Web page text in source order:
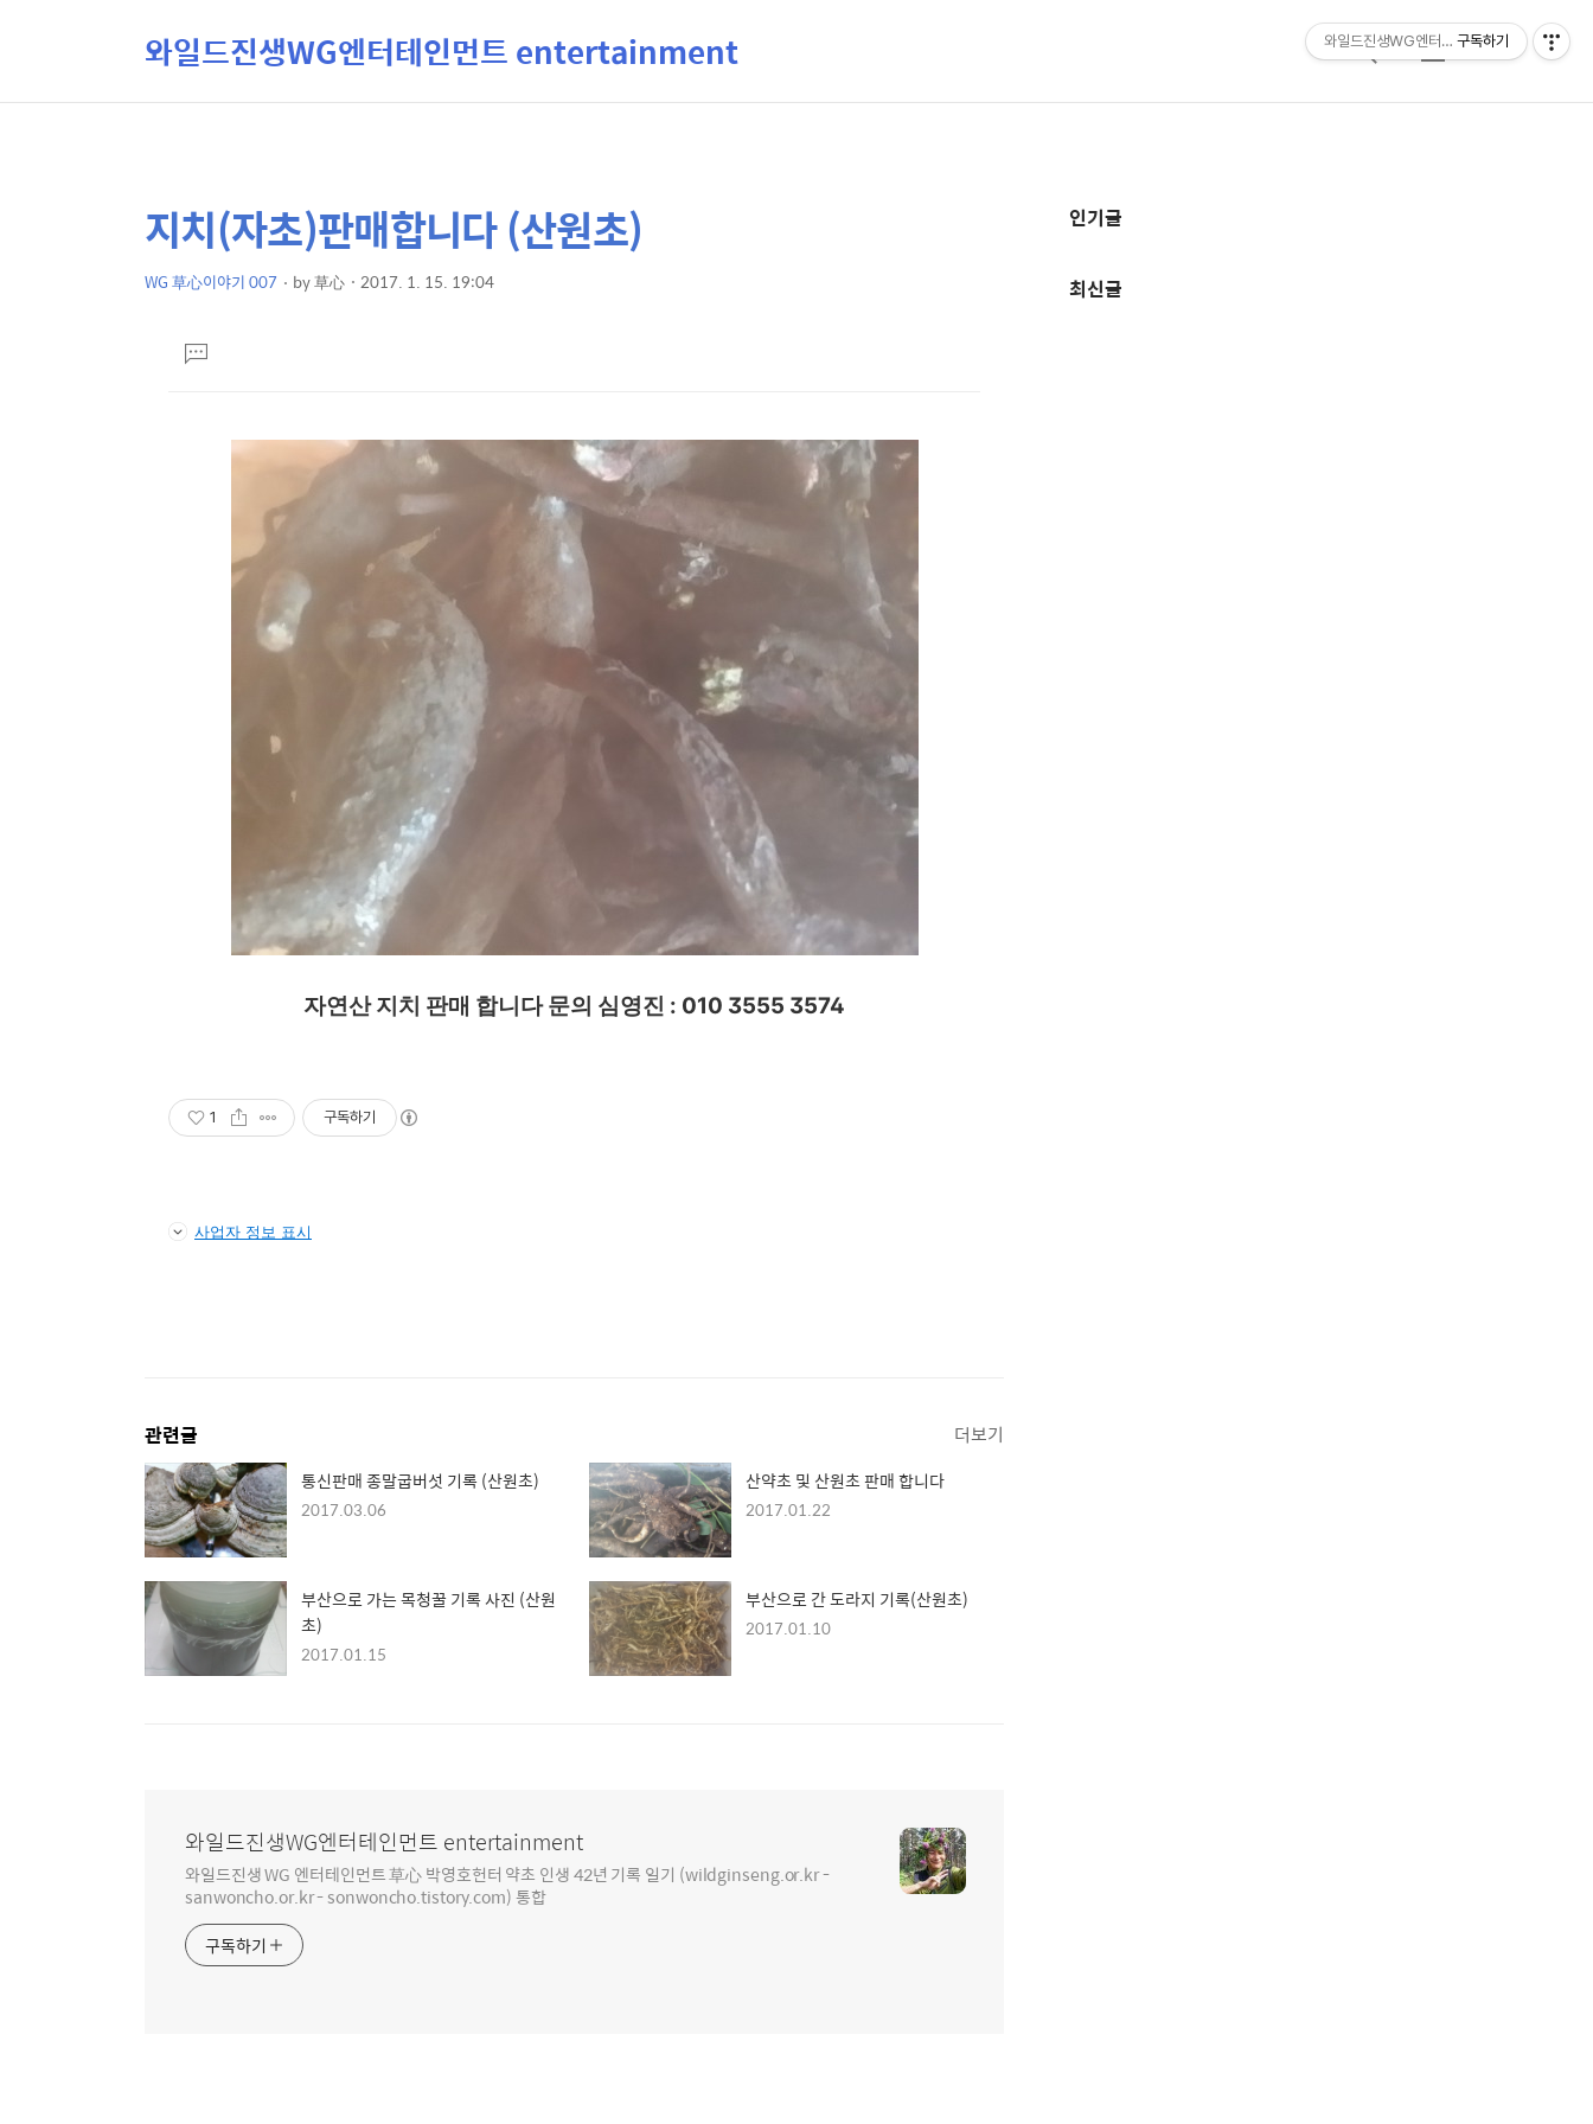
와일드진생WG엔터테인먼트 entertainment
검
메
상
컨
본
문
제
지치(자초)판매합니다 (산원초)
WG 草心이야기 007 by草心 2017. 1. 15. 19:04
댓
글
자연산 지치 판매 합니다 문의 심영진 : 010 3555 3574
1 구독하기
사업자 정보 표시
관련글 더보기
통신판매 종말굽버섯 기록 (산원초)
2017.03.06
산약초 및 산원초 판매 합니다
2017.01.22
부산으로 가는 목청꿀 기록 사진 (산원
초)
2017.01.15
부산으로 간 도라지 기록(산원초)
2017.01.10
와일드진생WG엔터테인먼트 entertainment
와일드진생 WG 엔터테인먼트 草心 박영호헌터 약초 인생 42년 기록 일기 (wildginseng.or.kr -
sanwoncho.or.kr - sonwoncho.tistory.com) 통합
구독하기
추
정
인기글
최신글
와일드진생WG엔터테인먼트
구독하기